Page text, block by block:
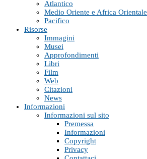
Atlantico
Medio Oriente e Africa Orientale
Pacifico
Risorse
Immagini
Musei
Approfondimenti
Libri
Film
Web
Citazioni
News
Informazioni
Informazioni sul sito
Premessa
Informazioni
Copyright
Privacy